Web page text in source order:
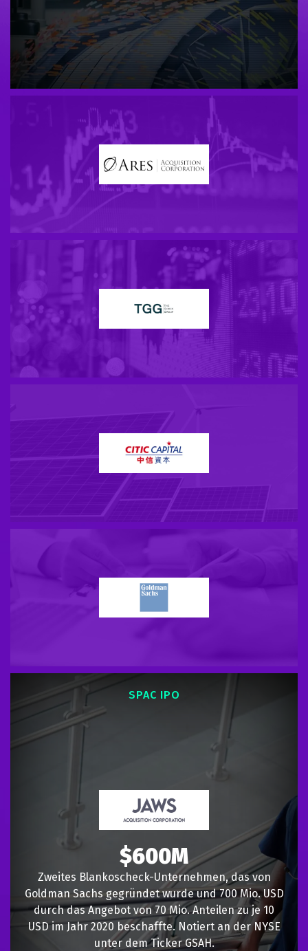
SPAC IPO
$600M
Zweites Blankoscheck-Unternehmen, das von
Goldman Sachs gegründet wurde und 700 Mio. USD
durch das Angebot von 70 Mio. Anteilen zu je 10
USD im Jahr 2020 beschaffte. Notiert an der NYSE
unter dem Ticker GSAH.